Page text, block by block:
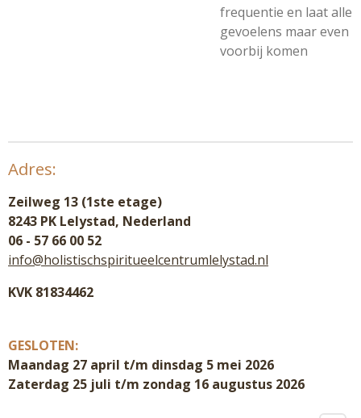
frequentie en laat alle
gevoelens maar even
voorbij komen
Adres:
Zeilweg 13 (1ste etage)
8243 PK Lelystad, Nederland
06 - 57 66 00 52
info@holistischspiritueelcentrumlelystad.nl
KVK 81834462
GESLOTEN:
Maandag 27 april t/m dinsdag 5 mei 2026
Zaterdag 25 juli t/m zondag 16 augustus 2026